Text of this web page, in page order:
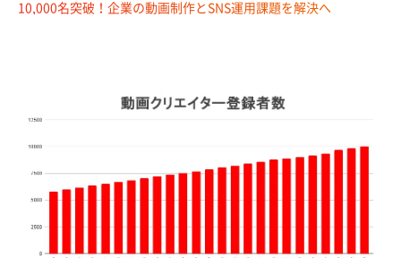
10,000名突破！企業の動画制作とSNS運用課題を解決へ